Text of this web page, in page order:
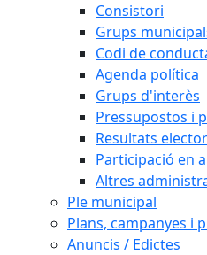
Consistori
Grups
Codi de
Agenda política
Grups d'interès
Pressupostos i
Resultats
Participació en
Altres
Ple municipal
Plans, campanyes i
Anuncis / Edictes